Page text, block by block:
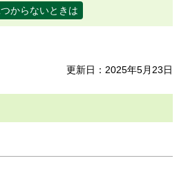
からないときは
更新日：2025年5月23日